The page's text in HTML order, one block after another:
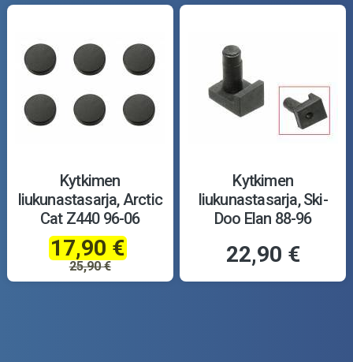
Kytkimen
liukunastasarja, Arctic
Cat Z440 96-06
17,90 €
25,90 €
Kytkimen
liukunastasarja, Ski-
Doo Elan 88-96
22,90 €